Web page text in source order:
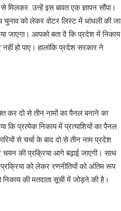
मिलकर उन्हें इस बावत एक ज्ञापन सौंपा।
चुनाव को लेकर वोटर लिस्ट में धांधली की जा
जाएगा। आपको बता दें कि प्रदेश में निकाय
हो पाए। हालांकि प्रदेश सरकार ने
कर दो से तीन नामों का पैनल बनाने का
कि प्रत्येक निकाय में प्रत्याशियों का पैनल
से चर्चा के बाद दो से तीन नाम प्रदेश
की प्रक्रिया आगे बढ़ाई जाएगी। साथ
को लेकर रणनीतियों को अंतिम रूप
निकाय की मतदाता सूची में जोड़ने की है।